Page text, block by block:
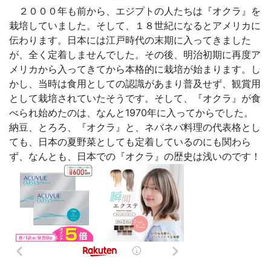
２０００年も前から、エジプトの人たちは『オクラ』を
栽培していました。そして、１８世紀になるとアメリカに
伝わります。日本には江戸時代の末期に入ってきました
が、全く定着しませんでした。その後、明治初期に再度ア
メリカから入ってきてから本格的に栽培が始まります。し
かし、当時は食用としての認識があまり普及せず、観賞用
として栽培されていたそうです。そして、『オクラ』が食
べられ始めたのは、なんと1970年に入ってからでした。
納豆、とろろ、『オクラ』と、ネバネバ料理の代表格とし
ても、日本の夏野菜としても定着しているのにも関わら
ず、なんとも、日本での『オクラ』の歴史は浅いのです！